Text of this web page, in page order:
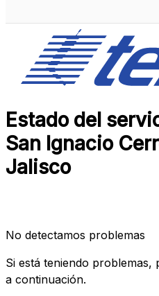
Estado del
San Ignacio
Jalisco
No detectamos problemas
Si está teniendo
a continuación.